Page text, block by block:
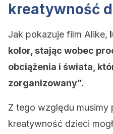
kreatywność
Jak pokazuje film Alike,
kolor, stając wobec
obciążenia i świata,
zorganizowany”.
Z tego względu musimy
kreatywność dzieci